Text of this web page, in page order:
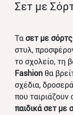
Σετ με
Τα σετ με σόρτς
στυλ,
το σχολείο, τη
Fashion θα
σχέδια,
που ταιριάζουν
παιδικά σετ με